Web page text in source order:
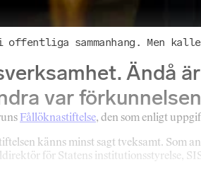
sammanhang. Men
Ändå
var
Fållöknastiftelse, den som enligt
känns minst sagt tveksamt. Som
för Statens institutionsstyrelse,